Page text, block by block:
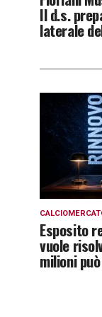
Il d.s.
laterale
Esposito
vuole
milioni